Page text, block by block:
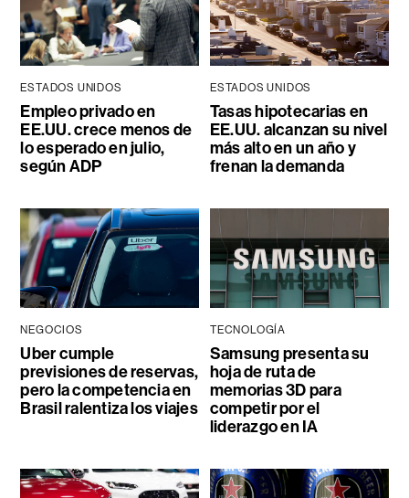
ESTADOS UNIDOS
Empleo privado en
EE.UU. crece menos de
lo esperado en julio,
según ADP
ESTADOS UNIDOS
Tasas hipotecarias en
EE.UU. alcanzan su nivel
más alto en un año y
frenan la demanda
NEGOCIOS
Uber cumple
previsiones de reservas,
pero la competencia en
Brasil ralentiza los viajes
TECNOLOGÍA
Samsung presenta su
hoja de ruta de
memorias 3D para
competir por el
liderazgo en IA